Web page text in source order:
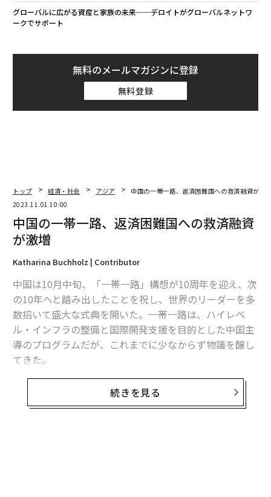
グローバルに広がる資産と家族の未来──デロイトがグローバルネットワ
ークでサポート
無料のメールマガジンに登録
無料登録
トップ 経済・社会 アジア
中国の一帯一路、返済困難国への救済融資が激
2023.11.01 10:00
中国の一帯一路、返済困難国への救済融資
が激増
Katharina Buchholz | Contributor
中国は10月中旬、「一帯一路」構想が10周年を迎え、次
の10年へと踏み出したことを祝し、世界のリーダーを多
数招いて盛大な式典を開いた。一帯一路は、ハイレベ
ル・インフラの整備と国際開発支援を目的とした中国主
導のプログラムだが、これまでに少なからず物議を醸し
てきた。
独キール世界経済研究所は、一帯一路プロジェクトの一
環として融資を受けたものの、返済困難に陥っている
続きを見る